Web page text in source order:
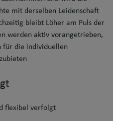
mit derselben Leidenschaft
bleibt Löher am Puls der
werden aktiv vorangetrieben,
für die individuellen
flexibel verfolgt